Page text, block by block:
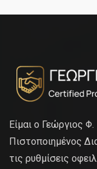
Είμαι ο Γεώργιος
Πιστοποιημένος
τις ρυθμίσεις